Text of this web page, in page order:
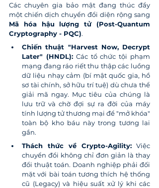
Các chuyên gia bảo mật đang thúc đẩy
Mã hóa hậu lượng tử (Post-Quantum
Cryptography - PQC).
Chiến thuật "Harvest Now, Decrypt
Later" (HNDL): Các tổ chức tội phạm
mạng đang ráo riết thu thập các luồng
dữ liệu nhạy cảm (bí mật quốc gia, hồ
sơ tài chính, sở hữu trí tuệ) dù chưa thể
giải mã ngay. Mục tiêu của chúng là
lưu trữ và chờ đợi sự ra đời của máy
tính lượng tử thương mại để "mở khóa"
toàn bộ kho báu này trong tương lai
gần.
Thách thức về Crypto-Agility: Việc
chuyển đổi không chỉ đơn giản là thay
đổi thuật toán. Doanh nghiệp phải đối
mặt với bài toán tương thích hệ thống
cũ (Legacy) và hiệu suất xử lý khi các